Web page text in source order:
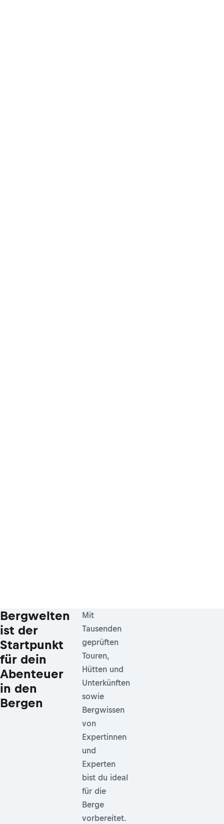
Bergwelten
ist der
Startpunkt
für dein
Abenteuer
in den
Bergen
Mit
Tausenden
geprüften
Touren,
Hütten und
Unterkünften
sowie
Bergwissen
von
Expertinnen
und
Experten
bist du ideal
für die
Berge
vorbereitet.